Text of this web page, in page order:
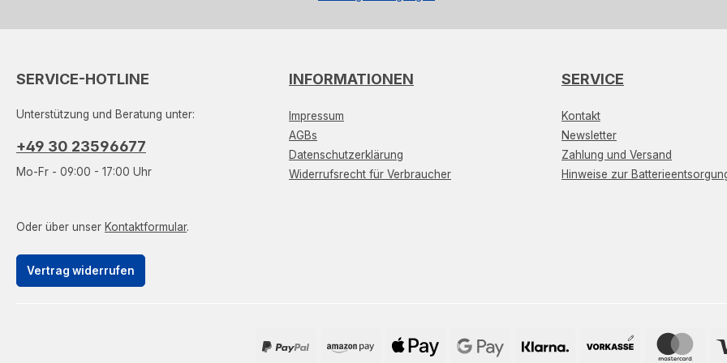
SERVICE-HOTLINE
Unterstützung und Beratung unter:
+49 30 23596677
Mo-Fr - 09:00 - 17:00 Uhr
Oder über unser Kontaktformular.
Vertrag widerrufen
INFORMATIONEN
Impressum
AGBs
Datenschutzerklärung
Widerrufsrecht für Verbraucher
SERVICE
Kontakt
Newsletter
Zahlung und Versand
Hinweise zur